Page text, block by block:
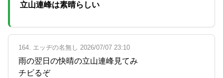
立山連峰は素晴らしい
164. エッヂの名無し 2026/07/07 23:10
雨の翌日の快晴の立山連峰見てみ
チビるぞ